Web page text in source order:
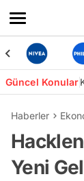
Güncel Konular
Haberler
Yeni